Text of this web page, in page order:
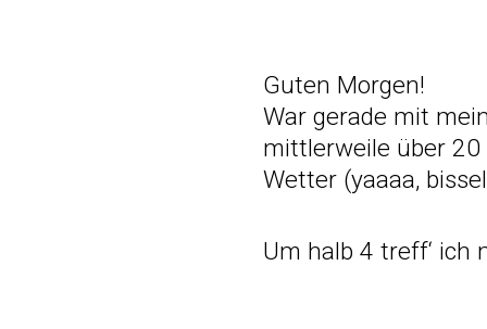
Guten Morgen!
War gerade mit
mittlerweile über 20
Wetter (yaaaa,
Um halb 4 treff‘ ich